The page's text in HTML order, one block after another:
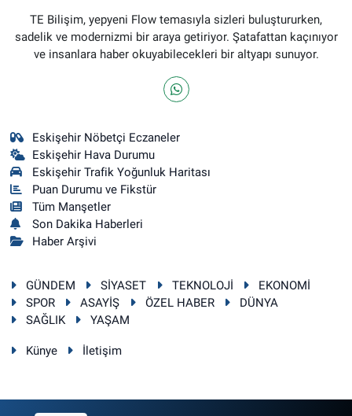
TE Bilişim, yepyeni Flow temasıyla sizleri buluştururken,
sadelik ve modernizmi bir araya getiriyor. Şatafattan kaçınıyor
ve insanlara haber okuyabilecekleri bir altyapı sunuyor.
Eskişehir Nöbetçi Eczaneler
Eskişehir Hava Durumu
Eskişehir Trafik Yoğunluk Haritası
Puan Durumu ve Fikstür
Tüm Manşetler
Son Dakika Haberleri
Haber Arşivi
GÜNDEM SİYASET TEKNOLOJİ
EKONOMİ
SPOR
ASAYİŞ ÖZEL HABER
DÜNYA
SAĞLIK
YAŞAM
Künye İletişim